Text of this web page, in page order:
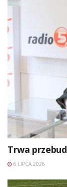
Trwa
6 LIPCA 2026